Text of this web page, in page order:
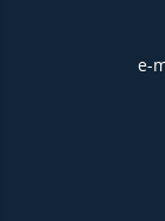
e-